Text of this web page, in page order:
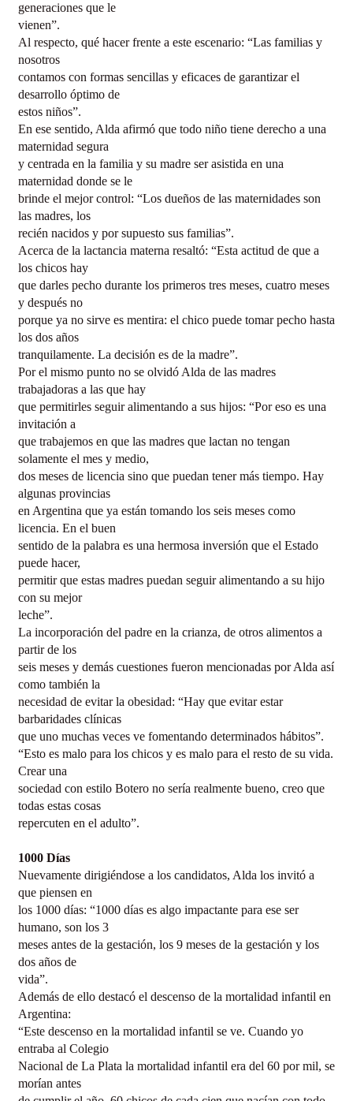
generaciones que le
vienen”.
Al respecto, qué hacer frente a este escenario: “Las familias y
nosotros
contamos con formas sencillas y eficaces de garantizar el
desarrollo óptimo de
estos niños”.
En ese sentido, Alda afirmó que todo niño tiene derecho a una
maternidad segura
y centrada en la familia y su madre ser asistida en una
maternidad donde se le
brinde el mejor control: “Los dueños de las maternidades son
las madres, los
recién nacidos y por supuesto sus familias”.
Acerca de la lactancia materna resaltó: “Esta actitud de que a
los chicos hay
que darles pecho durante los primeros tres meses, cuatro meses
y después no
porque ya no sirve es mentira: el chico puede tomar pecho hasta
los dos años
tranquilamente. La decisión es de la madre”.
Por el mismo punto no se olvidó Alda de las madres
trabajadoras a las que hay
que permitirles seguir alimentando a sus hijos: “Por eso es una
invitación a
que trabajemos en que las madres que lactan no tengan
solamente el mes y medio,
dos meses de licencia sino que puedan tener más tiempo. Hay
algunas provincias
en Argentina que ya están tomando los seis meses como
licencia. En el buen
sentido de la palabra es una hermosa inversión que el Estado
puede hacer,
permitir que estas madres puedan seguir alimentando a su hijo
con su mejor
leche”.
La incorporación del padre en la crianza, de otros alimentos a
partir de los
seis meses y demás cuestiones fueron mencionadas por Alda así
como también la
necesidad de evitar la obesidad: “Hay que evitar estar
barbaridades clínicas
que uno muchas veces ve fomentando determinados hábitos”.
“Esto es malo para los chicos y es malo para el resto de su vida.
Crear una
sociedad con estilo Botero no sería realmente bueno, creo que
todas estas cosas
repercuten en el adulto”.
1000 Días
Nuevamente dirigiéndose a los candidatos, Alda los invitó a
que piensen en
los 1000 días: “1000 días es algo impactante para ese ser
humano, son los 3
meses antes de la gestación, los 9 meses de la gestación y los
dos años de
vida”.
Además de ello destacó el descenso de la mortalidad infantil en
Argentina:
“Este descenso en la mortalidad infantil se ve. Cuando yo
entraba al Colegio
Nacional de La Plata la mortalidad infantil era del 60 por mil, se
morían antes